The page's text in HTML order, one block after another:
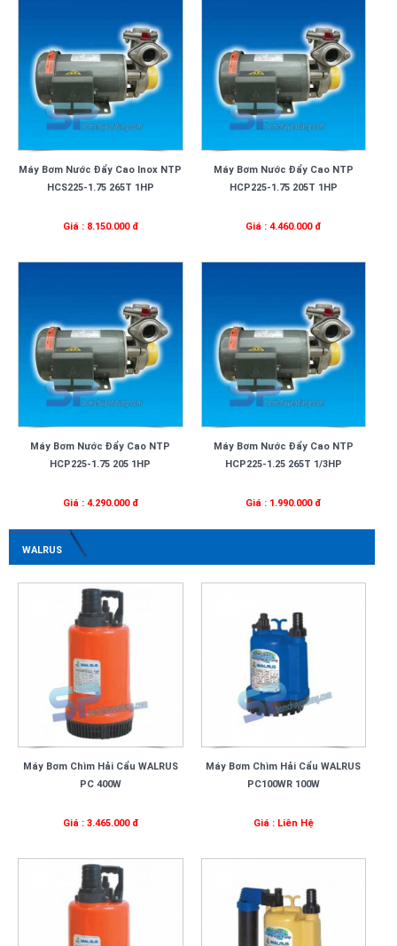
Máy Bơm Nước Đẩy Cao Inox NTP
HCS225-1.75 265T 1HP
Giá : 8.150.000 đ
Máy Bơm Nước Đẩy Cao NTP
HCP225-1.75 205T 1HP
Giá : 4.460.000 đ
Máy Bơm Nước Đẩy Cao NTP
HCP225-1.75 205 1HP
Giá : 4.290.000 đ
Máy Bơm Nước Đẩy Cao NTP
HCP225-1.25 265T 1/3HP
Giá : 1.990.000 đ
WALRUS
Máy Bơm Chìm Hải Cẩu WALRUS
PC 400W
Giá : 3.465.000 đ
Máy Bơm Chìm Hải Cẩu WALRUS
PC100WR 100W
Giá : Liên Hệ